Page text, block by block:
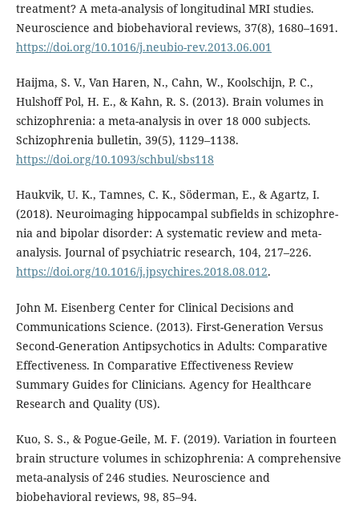
treatment? A meta-analysis of longitudinal MRI studies.
Neuroscience and biobehavioral reviews, 37(8), 1680–1691.
https://doi.org/10.1016/j.neubio-rev.2013.06.001
Haijma, S. V., Van Haren, N., Cahn, W., Koolschijn, P. C.,
Hulshoff Pol, H. E., & Kahn, R. S. (2013). Brain volumes in
schizophrenia: a meta-analysis in over 18 000 subjects.
Schizophrenia bulletin, 39(5), 1129–1138.
https://doi.org/10.1093/schbul/sbs118
Haukvik, U. K., Tamnes, C. K., Söderman, E., & Agartz, I.
(2018). Neuroimaging hippocampal subfields in schizophre-
nia and bipolar disorder: A systematic review and meta-
analysis. Journal of psychiatric research, 104, 217–226.
https://doi.org/10.1016/j.jpsychires.2018.08.012.
John M. Eisenberg Center for Clinical Decisions and
Communications Science. (2013). First-Generation Versus
Second-Generation Antipsychotics in Adults: Comparative
Effectiveness. In Comparative Effectiveness Review
Summary Guides for Clinicians. Agency for Healthcare
Research and Quality (US).
Kuo, S. S., & Pogue-Geile, M. F. (2019). Variation in fourteen
brain structure volumes in schizophrenia: A comprehensive
meta-analysis of 246 studies. Neuroscience and
biobehavioral reviews, 98, 85–94.